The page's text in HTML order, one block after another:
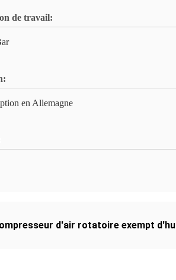
de travail:
en Allemagne
d'air rotatoire exempt